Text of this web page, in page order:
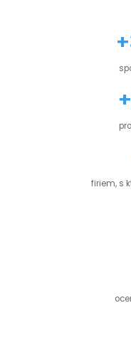
firiem, s